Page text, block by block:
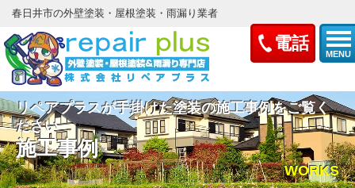
電話
MENU
春日井市の外壁塗装・屋根塗装・雨漏り業者
リペアプラスが手掛けた塗装の施工事例をご覧く
ださい
施工事例
WORKS